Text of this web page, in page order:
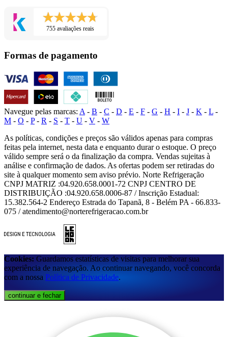
755 avaliações reais
Formas de pagamento
Navegue pelas marcas: A - B - C - D - E - F - G - H - I - J - K - L -
M - O - P- R - S - T - U - V - W
As políticas, condições e preços são válidos apenas para compras
feitas pela internet, nesta data e enquanto durar o estoque. O preço
válido sempre será o da finalização da compra. Vendas sujeitas à
análise e confirmação de dados. As ofertas podem ser retiradas do
site à qualquer momento sem aviso prévio. Norte Refrigeração
CNPJ MATRIZ :04.920.658.0001-72 CNPJ CENTRO DE
DISTRIBUIÇÃO :04.920.658.0006-87 / Inscrição Estadual:
15.382.564-2 Endereço Estrada do Tapanã, 8 - Belém PA - 66.833-
075 / atendimento@norterefrigeracao.com.br
Cookies: Guardamos estatísticas de visitas para melhorar sua
experiência de navegação. Ao continuar navegando, você concorda
com a nossa Política de Privacidade.
continuar e fechar